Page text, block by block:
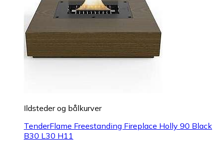
Ildsteder og bålkurver
TenderFlame Freestanding Fireplace Holly 90 Black
B30 L30 H11